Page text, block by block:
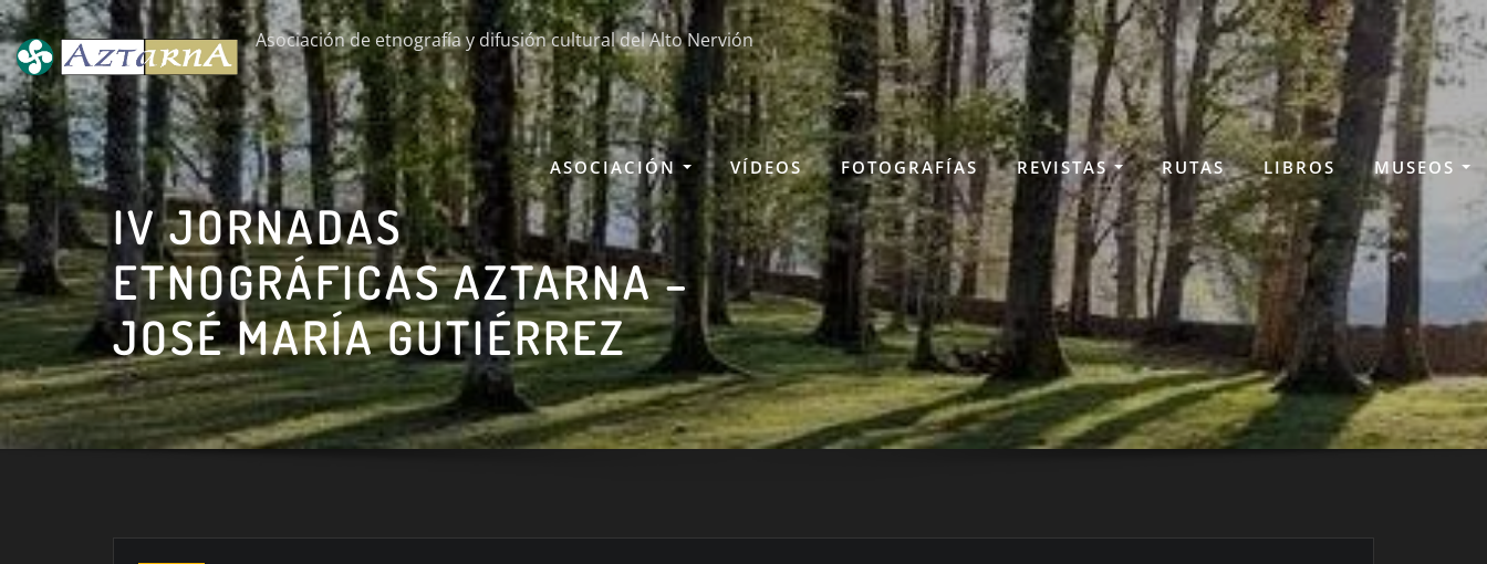
Saltar
al
contenido
Asociación de etnografía y difusión cultural del Alto Nervión
ASOCIACIÓN VÍDEOS FOTOGRAFÍAS REVISTAS RUTAS LIBROS MUSEOS
IV JORNADAS
ETNOGRÁFICAS AZTARNA –
JOSÉ MARÍA GUTIÉRREZ